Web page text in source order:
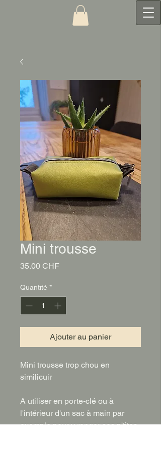
Mini trousse
35.00 CHFPrix
Quantité *
Ajouter au panier
Mini trousse trop chou en
similicuir
A utiliser en porte-clé ou à
l'intérieur d'un sac à main par
exemple pour y ranger ses p'tites